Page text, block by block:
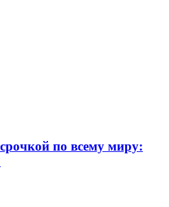
по всему миру: